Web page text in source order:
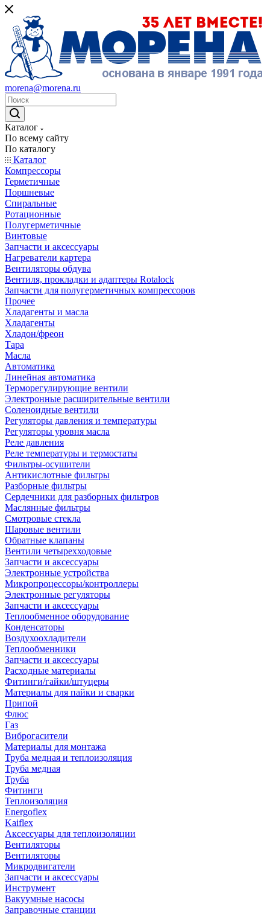
morena@morena.ru
Каталог
По всему сайту
По каталогу
Каталог
Компрессоры
Герметичные
Поршневые
Спиральные
Ротационные
Полугерметичные
Винтовые
Запчасти и аксессуары
Нагреватели картера
Вентиляторы обдува
Вентиля, прокладки и адаптеры Rotalock
Запчасти для полугерметичных компрессоров
Прочее
Хладагенты и масла
Хладагенты
Хладон/фреон
Тара
Масла
Автоматика
Линейная автоматика
Терморегулирующие вентили
Электронные расширительные вентили
Соленоидные вентили
Регуляторы давления и температуры
Регуляторы уровня масла
Реле давления
Реле температуры и термостаты
Фильтры-осушители
Антикислотные фильтры
Разборные фильтры
Сердечники для разборных фильтров
Маслянные фильтры
Смотровые стекла
Шаровые вентили
Обратные клапаны
Вентили четырехходовые
Запчасти и аксессуары
Электронные устройства
Микропроцессоры/контроллеры
Электронные регуляторы
Запчасти и аксессуары
Теплообменное оборудование
Конденсаторы
Воздухоохладители
Теплообменники
Запчасти и аксессуары
Расходные материалы
Фитинги/гайки/штуцеры
Материалы для пайки и сварки
Припой
Флюс
Газ
Виброгасители
Материалы для монтажа
Труба медная и теплоизоляция
Труба медная
Труба
Фитинги
Теплоизоляция
Energoflex
Kaiflex
Аксессуары для теплоизоляции
Вентиляторы
Вентиляторы
Микродвигатели
Запчасти и аксессуары
Инструмент
Вакуумные насосы
Заправочные станции